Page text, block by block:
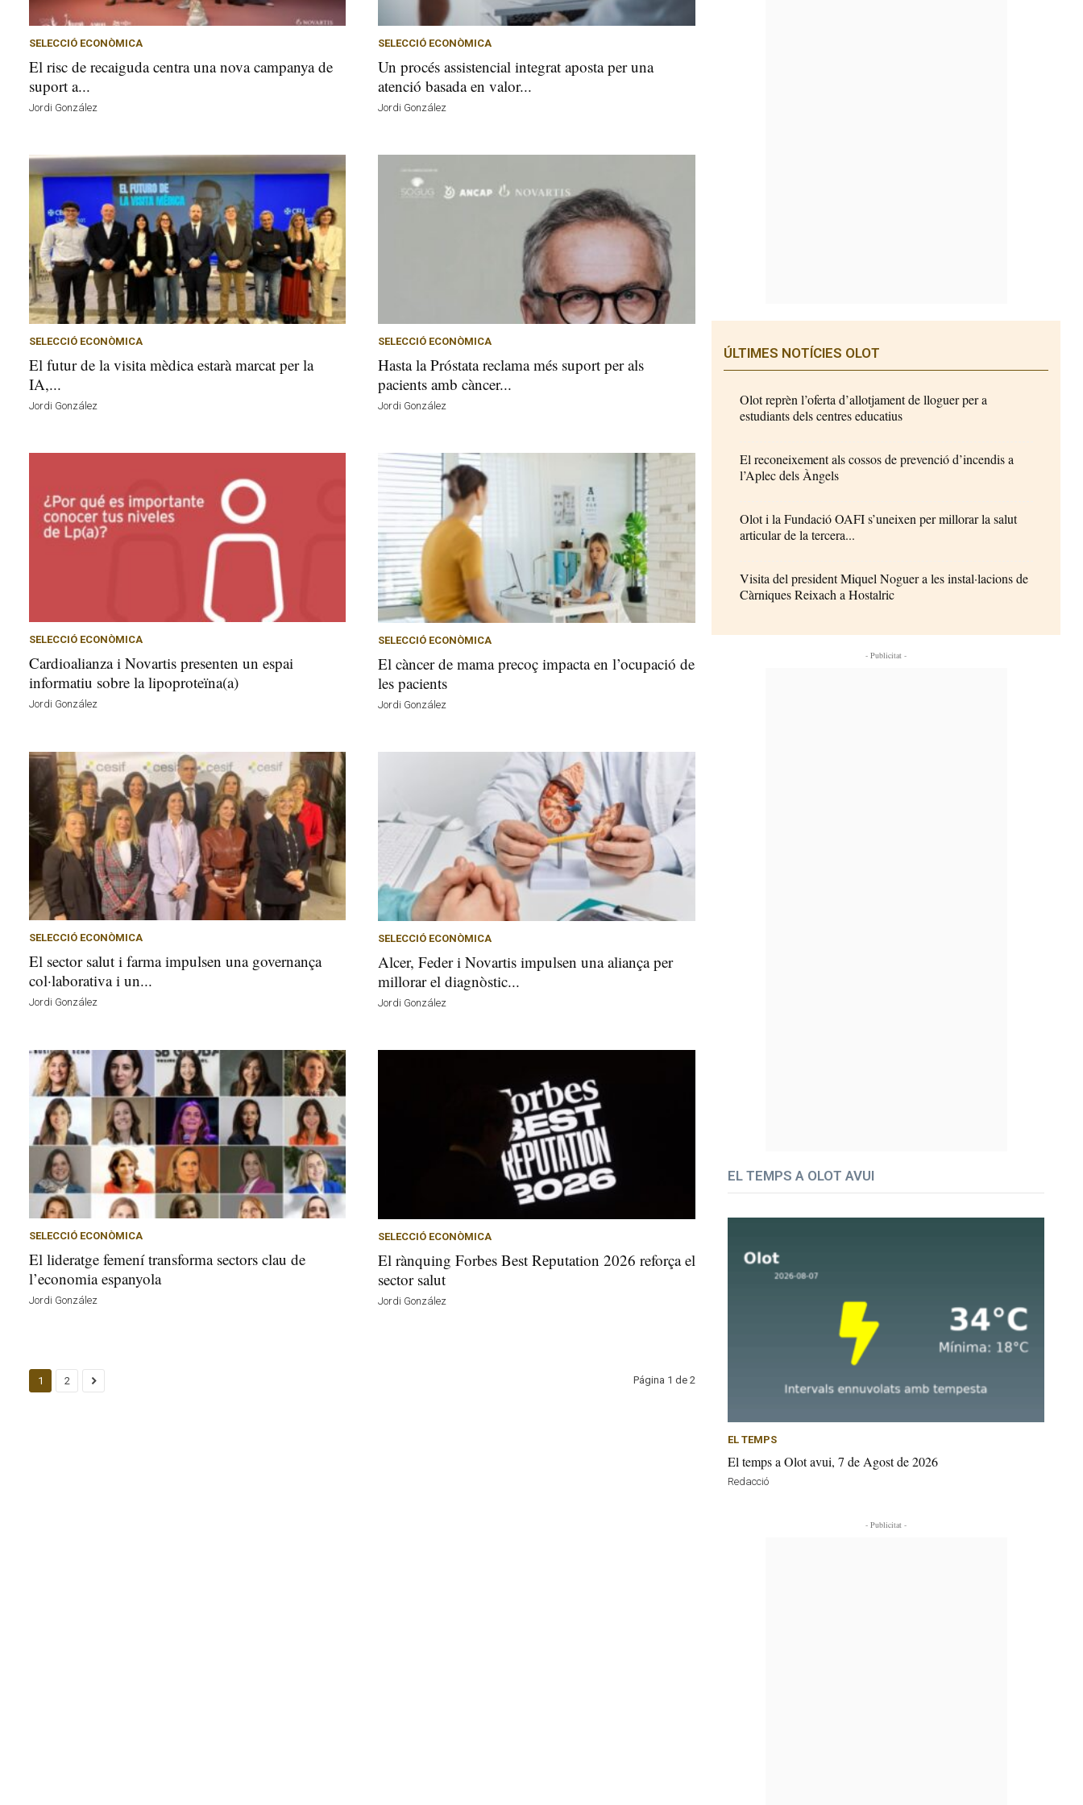
SELECCIÓ ECONÒMICA
El risc de recaiguda centra una nova campanya de
suport a...
Jordi González
SELECCIÓ ECONÒMICA
Un procés assistencial integrat aposta per una
atenció basada en valor...
Jordi González
SELECCIÓ ECONÒMICA
El futur de la visita mèdica estarà marcat per la
IA,...
Jordi González
SELECCIÓ ECONÒMICA
Hasta la Próstata reclama més suport per als
pacients amb càncer...
Jordi González
SELECCIÓ ECONÒMICA
Cardioalianza i Novartis presenten un espai
informatiu sobre la lipoproteïna(a)
Jordi González
SELECCIÓ ECONÒMICA
El càncer de mama precoç impacta en l’ocupació de
les pacients
Jordi González
SELECCIÓ ECONÒMICA
El sector salut i farma impulsen una governança
col·laborativa i un...
Jordi González
SELECCIÓ ECONÒMICA
Alcer, Feder i Novartis impulsen una aliança per
millorar el diagnòstic...
Jordi González
SELECCIÓ ECONÒMICA
El lideratge femení transforma sectors clau de
l’economia espanyola
Jordi González
SELECCIÓ ECONÒMICA
El rànquing Forbes Best Reputation 2026 reforça el
sector salut
Jordi González
1 2 Página 1 de 2
ÚLTIMES NOTÍCIES OLOT
Olot reprèn l’oferta d’allotjament de lloguer per a
estudiants dels centres educatius
El reconeixement als cossos de prevenció d’incendis a
l’Aplec dels Àngels
Olot i la Fundació OAFI s’uneixen per millorar la salut
articular de la tercera...
Visita del president Miquel Noguer a les instal·lacions de
Càrniques Reixach a Hostalric
- Publicitat -
EL TEMPS A OLOT AVUI
EL TEMPS
El temps a Olot avui, 7 de Agost de 2026
Redacció
- Publicitat -